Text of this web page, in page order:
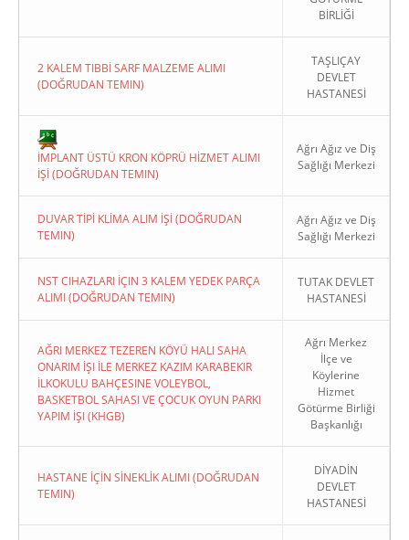
BİRLİĞİ
2 KALEM TIBBİ SARF MALZEME ALIMI
(DOĞRUDAN TEMIN)
TAŞLIÇAY
DEVLET
HASTANESİ
İMPLANT ÜSTÜ KRON KÖPRÜ HİZMET ALIMI
İŞİ (DOĞRUDAN TEMIN)
Ağrı Ağız ve Diş
Sağlığı Merkezi
DUVAR TİPİ KLİMA ALIM İŞİ (DOĞRUDAN
TEMIN)
Ağrı Ağız ve Diş
Sağlığı Merkezi
NST CIHAZLARI İÇIN 3 KALEM YEDEK PARÇA
ALIMI (DOĞRUDAN TEMIN)
TUTAK DEVLET
HASTANESİ
AĞRI MERKEZ TEZEREN KÖYÜ HALI SAHA
ONARIM İŞI İLE MERKEZ KAZIM KARABEKIR
İLKOKULU BAHÇESINE VOLEYBOL,
BASKETBOL SAHASI VE ÇOCUK OYUN PARKI
YAPIM İŞI (KHGB)
Ağrı Merkez
İlçe ve
Köylerine
Hizmet
Götürme Birliği
Başkanlığı
HASTANE İÇİN SİNEKLİK ALIMI (DOĞRUDAN
TEMIN)
DİYADİN
DEVLET
HASTANESİ